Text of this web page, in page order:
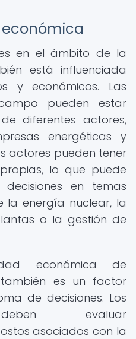
económica
en el ámbito de la
está influenciada
y económicos. Las
pueden estar
diferentes actores,
energéticas y
actores pueden tener
lo que puede
en temas
la energía nuclear, la
o la gestión de
económica de
es un factor
de decisiones. Los
evaluar
asociados con la